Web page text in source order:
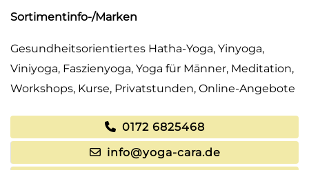
Sortimentinfo-/Marken
Gesundheitsorientiertes Hatha-Yoga, Yinyoga,
Viniyoga, Faszienyoga, Yoga für Männer, Meditation,
Workshops, Kurse, Privatstunden, Online-Angebote
0172 6825468
info@yoga-cara.de